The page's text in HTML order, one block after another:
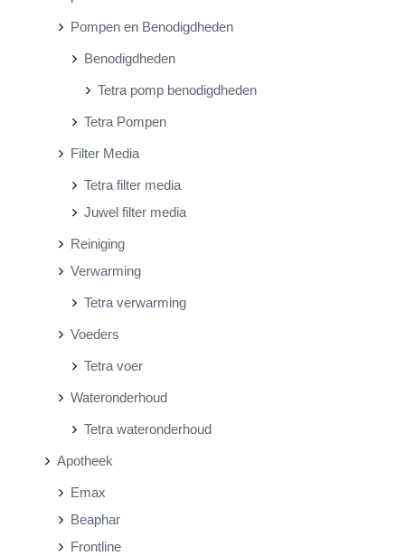
Pompen en Benodigdheden
Benodigdheden
Tetra pomp benodigdheden
Tetra Pompen
Filter Media
Tetra filter media
Juwel filter media
Reiniging
Verwarming
Tetra verwarming
Voeders
Tetra voer
Wateronderhoud
Tetra wateronderhoud
Apotheek
Emax
Beaphar
Frontline